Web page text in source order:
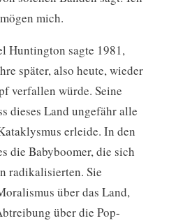
mich.
Huntington sagte 1981,
später, also heute, wieder
verfallen würde. Seine
dieses Land ungefähr alle
erleide. In den
die Babyboomer, die sich
radikalisierten. Sie
über das Land,
über die Pop-